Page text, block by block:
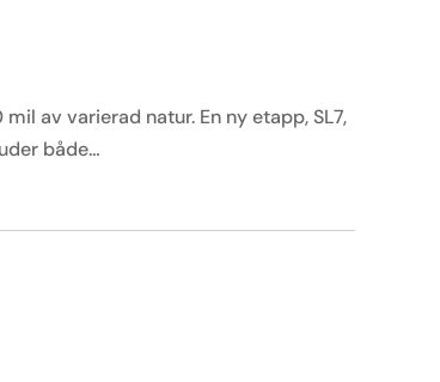
av varierad natur. En ny etapp, SL7,
både…